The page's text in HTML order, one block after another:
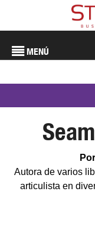
MENÚ
Autora de varios
articulista en